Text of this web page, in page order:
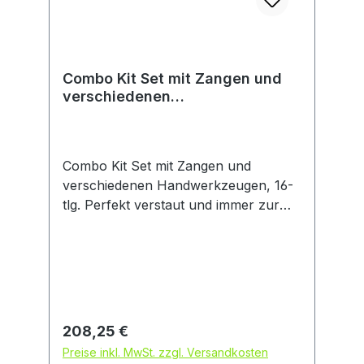
Combo Kit Set mit Zangen und
verschiedenen
Combo Kit Set mit Zangen und
verschiedenen Handwerkzeugen, 16-
tlg. Perfekt verstaut und immer zur
Arbeitskomfort dank Softgrip und
ergonomischem Werkzeugdesign.
Regulärer Preis:
208,25 €
Preise inkl. MwSt. zzgl. Versandkosten